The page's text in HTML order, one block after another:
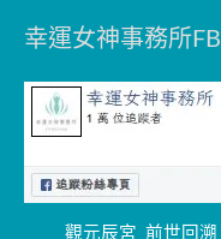
幸運女神事務所FB
觀元辰宮_前世回溯